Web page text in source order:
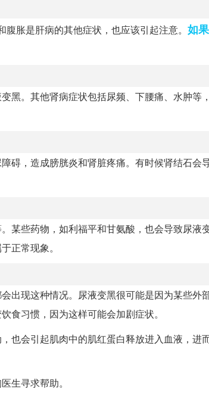
腹胀是肝病的其他症状，也应该引起注意。 如
黑。其他肾病症状包括尿频、下腰痛、水肿等
碍，造成膀胱炎和肾脏疼痛。有时候肾结石会
某些药物，如利福平和甘氨酸，也会导致尿液
正常现象。
出现这种情况。尿液变黑很可能是因为某些外
食习惯，因为这样可能会加剧症状。
也会引起肌肉中的肌红蛋白释放进入血液，进
生寻求帮助。